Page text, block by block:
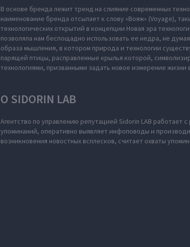
В основе бренда лежит тренд на слияние современных
наименование бренда отсылает к слову «Вояж» (Voyage),
технологических открытий в концепции Новая эра
позволяла нам беспощадно использовать ее недра, не
образа мышления, в котором природа и технологии
парящей птицы, расправленные крылья которой,
технологиями, призванными задать новое измерение жизни
О SIDORIN LAB
Агентство по управлению репутацией Sidorin LAB
упоминаний, оперативно выявляет инфоповоды и
возникновения новостных всплесков, считает охваты